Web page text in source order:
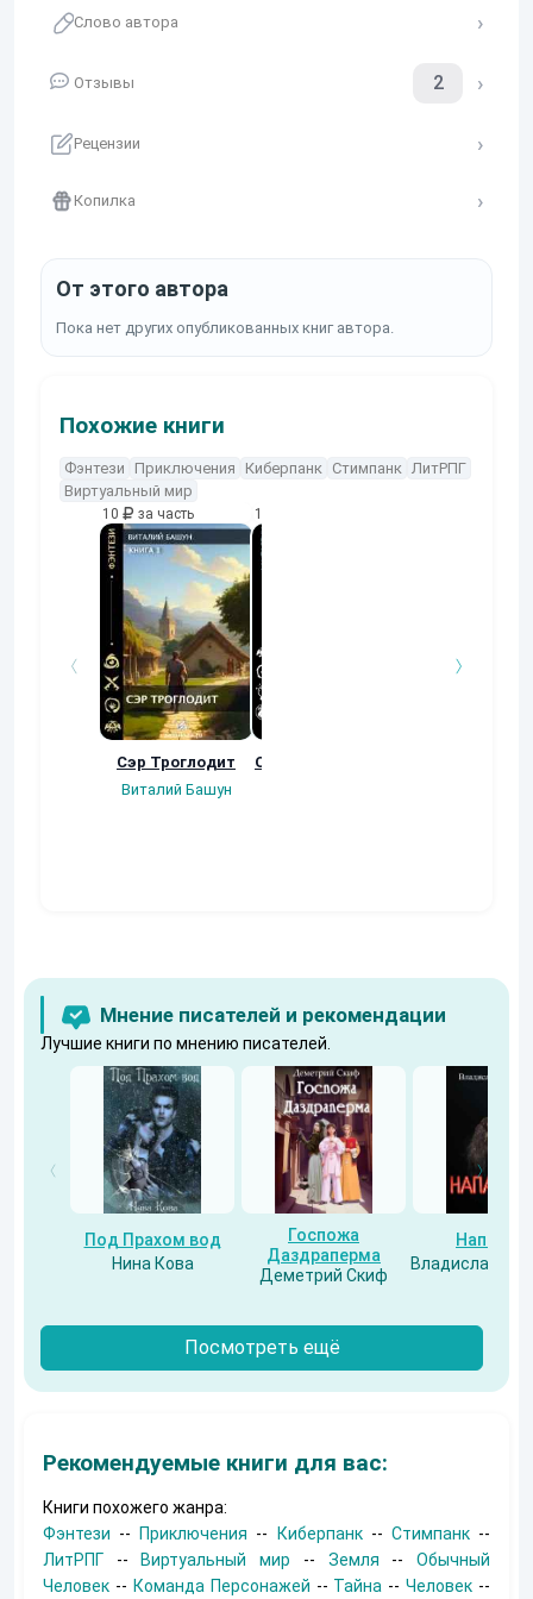
Слово автора
Отзывы 2
Рецензии
Копилка
От этого автора
Пока нет других опубликованных книг автора.
Похожие книги
Фэнтези Приключения Киберпанк Стимпанк ЛитРПГ
Виртуальный мир
10 за часть
Сэр Троглодит
Виталий Башун
10
Осколки прошлого
Мнение писателей и рекомендации
Лучшие книги по мнению писателей.
Под Прахом вод
Нина Кова
Госпожа
Даздраперма
Деметрий Скиф
Напарник
Владислав
Посмотреть ещё
Рекомендуемые книги для вас:
Книги похожего жанра:
Фэнтези -- Приключения -- Киберпанк-- Стимпанк--
ЛитРПГ -- Виртуальный мир -- Земля --Обычный
Человек -- Команда Персонажей -- Тайна --Человек --